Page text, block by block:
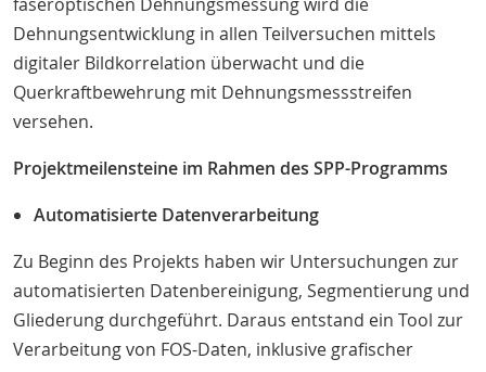
Dehnungsentwicklung in allen Teilversuchen mittels
digitaler Bildkorrelation überwacht und die
Querkraftbewehrung mit Dehnungsmessstreifen
versehen.
Projektmeilensteine im Rahmen des SPP-Programms
Automatisierte Datenverarbeitung
Zu Beginn des Projekts haben wir Untersuchungen zur
automatisierten Datenbereinigung, Segmentierung und
Gliederung durchgeführt. Daraus entstand ein Tool zur
Verarbeitung von FOS-Daten, inklusive grafischer